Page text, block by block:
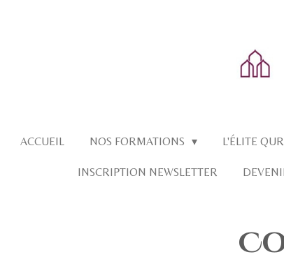
ACCUEIL NOS FORMATIONS L'ÉLITE
INSCRIPTION NEWSLETTER